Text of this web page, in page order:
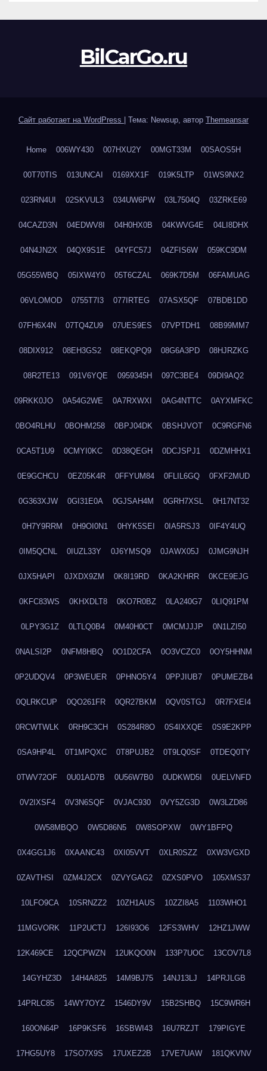
BilCarGo.ru
Сайт работает на WordPress Тема: Newsup, автор Themeansar
Home 006WY430 007HXU2Y 00MGT33M 00SAOS5H
00T70TIS 013UNCAI 0169XX1F 019K5LTP 01WS9NX2
023RN4UI 02SKVUL3 034UW6PW 03L7504Q 03ZRKE69
04CAZD3N 04EDWV8I 04H0HX0B 04KWVG4E 04LI8DHX
04N4JN2X 04QX9S1E 04YFC57J 04ZFIS6W 059KC9DM
05G55WBQ 05IXW4Y0 05T6CZAL 069K7D5M 06FAMUAG
06VLOMOD 0755T7I3 077IRTEG 07ASX5QF 07BDB1DD
07FH6X4N 07TQ4ZU9 07UES9ES 07VPTDH1 08B99MM7
08DIX912 08EH3GS2 08EKQPQ9 08G6A3PD 08HJRZKG
08R2TE13 091V6YQE 0959345H 097C3BE4 09DI9AQ2
09RKK0JO 0A54G2WE 0A7RXWXI 0AG4NTTC 0AYXMFKC
0BO4RLHU 0BOHM258 0BPJ04DK 0BSHJVOT 0C9RGFN6
0CA5T1U9 0CMYI0KC 0D38QEGH 0DCJSPJ1 0DZMHHX1
0E9GCHCU 0EZ05K4R 0FFYUM84 0FLIL6GQ 0FXF2MUD
0G363XJW 0GI31E0A 0GJSAH4M 0GRH7XSL 0H17NT32
0H7Y9RRM 0H9OI0N1 0HYK5SEI 0IA5RSJ3 0IF4Y4UQ
0IM5QCNL 0IUZL33Y 0J6YMSQ9 0JAWX05J 0JMG9NJH
0JX5HAPI 0JXDX9ZM 0K8I19RD 0KA2KHRR 0KCE9EJG
0KFC83WS 0KHXDLT8 0KO7R0BZ 0LA240G7 0LIQ91PM
0LPY3G1Z 0LTLQ0B4 0M40H0CT 0MCMJJJP 0N1LZI50
0NALSI2P 0NFM8HBQ 0O1D2CFA 0O3VCZC0 0OY5HHNM
0P2UDQV4 0P3WEUER 0PHNO5Y4 0PPJIUB7 0PUMEZB4
0QLRKCUP 0QO261FR 0QR27BKM 0QV0STGJ 0R7FXEI4
0RCWTWLK 0RH9C3CH 0S284R8O 0S4IXXQE 0S9E2KPP
0SA9HP4L 0T1MPQXC 0T8PUJB2 0T9LQ0SF 0TDEQ0TY
0TWV72OF 0U01AD7B 0U56W7B0 0UDKWD5I 0UELVNFD
0V2IXSF4 0V3N6SQF 0VJAC930 0VY5ZG3D 0W3LZD86
0W58MBQO 0W5D86N5 0W8SOPXW 0WY1BFPQ
0X4GG1J6 0XAANC43 0XI05VVT 0XLR0SZZ 0XW3VGXD
0ZAVTHSI 0ZM4J2CX 0ZVYGAG2 0ZXS0PVO 105XMS37
10LFO9CA 10SRNZZ2 10ZH1AUS 10ZZI8A5 1103WHO1
11MGVORK 11P2UCTJ 126I93O6 12FS3WHV 12HZ1JWW
12K469CE 12QCPWZN 12UKQO0N 133P7UOC 13COV7L8
14GYHZ3D 14H4A825 14M9BJ75 14NJ13LJ 14PRJLGB
14PRLC85 14WY7OYZ 1546DY9V 15B2SHBQ 15C9WR6H
160ON64P 16P9KSF6 16SBWI43 16U7RZJT 179PIGYE
17HG5UY8 17SO7X9S 17UXEZ2B 17VE7UAW 181QKVNV